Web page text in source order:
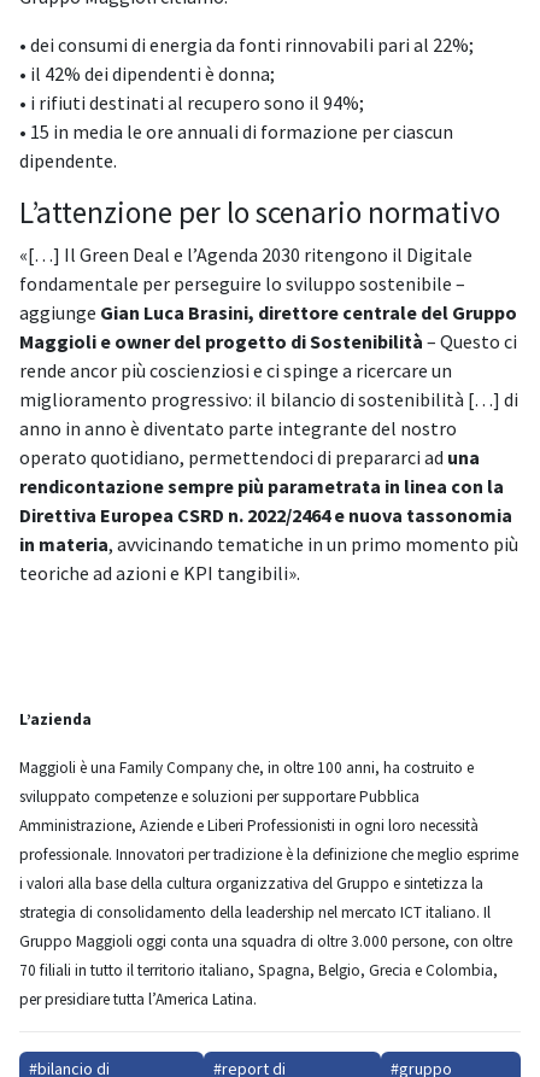
• dei consumi di energia da fonti rinnovabili pari al 22%;
• il 42% dei dipendenti è donna;
• i rifiuti destinati al recupero sono il 94%;
• 15 in media le ore annuali di formazione per ciascun
dipendente.
L’attenzione per lo scenario normativo
«[…] Il Green Deal e l’Agenda 2030 ritengono il Digitale
fondamentale per perseguire lo sviluppo sostenibile –
aggiunge Gian Luca Brasini, direttore centrale del Gruppo
Maggioli e owner del progetto di Sostenibilità – Questo ci
rende ancor più coscienziosi e ci spinge a ricercare un
miglioramento progressivo: il bilancio di sostenibilità […] di
anno in anno è diventato parte integrante del nostro
operato quotidiano, permettendoci di prepararci ad una
rendicontazione sempre più parametrata in linea con la
Direttiva Europea CSRD n. 2022/2464 e nuova tassonomia
in materia, avvicinando tematiche in un primo momento più
teoriche ad azioni e KPI tangibili».
L’azienda
Maggioli è una Family Company che, in oltre 100 anni, ha costruito e
sviluppato competenze e soluzioni per supportare Pubblica
Amministrazione, Aziende e Liberi Professionisti in ogni loro necessità
professionale. Innovatori per tradizione è la definizione che meglio esprime
i valori alla base della cultura organizzativa del Gruppo e sintetizza la
strategia di consolidamento della leadership nel mercato ICT italiano. Il
Gruppo Maggioli oggi conta una squadra di oltre 3.000 persone, con oltre
70 filiali in tutto il territorio italiano, Spagna, Belgio, Grecia e Colombia,
per presidiare tutta l’America Latina.
#bilancio di #report di #gruppo